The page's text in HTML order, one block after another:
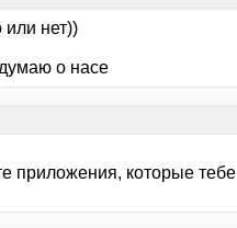
или нет))
о насе
приложения, которые тебе